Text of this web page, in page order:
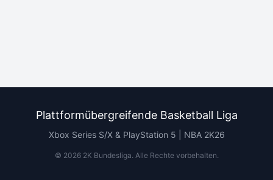
Plattformübergreifende Basketball Liga
Xbox Series S/X & PlayStation 5 | NBA 2K26
© 20262K Bundesliga. Alle Rechte vorbehalten.